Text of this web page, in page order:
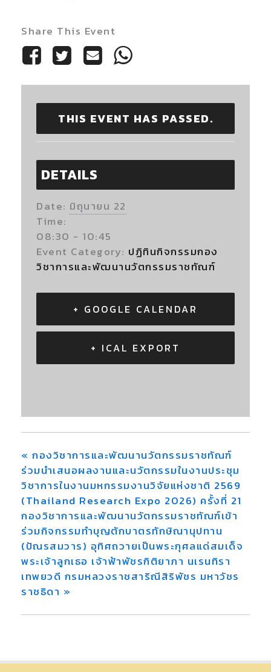
Share This Event
THIS EVENT HAS PASSED.
DETAILS
Date: มิถุนายน 22
Time:
08:30 - 10:45
Event Category: ปฏิทินกิจกรรมกอง
วิชาการและพัฒนานวัตกรรมราชทัณฑ์
+ GOOGLE CALENDAR
+ ICAL EXPORT
« กองวิชาการและพัฒนานวัตกรรมราชทัณฑ์
ร่วมนำเสนอผลงานและนวัตกรรมในงานประชุม
วิชาการในงานมหกรรมงานวิจัยแห่งชาติ 2569
(Thailand Research Expo 2026) ครั้งที่ 21
กองวิชาการและพัฒนานวัตกรรมราชทัณฑ์เข้า
ร่วมกิจกรรมทำบุญตักบาตรทักษิณานุปทาน
(ปัณรสมวาร) อุทิศถวายเป็นพระกุศลแด่สมเด็จ
พระเจ้าลูกเธอ เจ้าฟ้าพัชรกิติยาภา นเรนทิรา
เทพยวดี กรมหลวงราชสาริณีสิริพัชร มหาวัชร
ราชธิดา »